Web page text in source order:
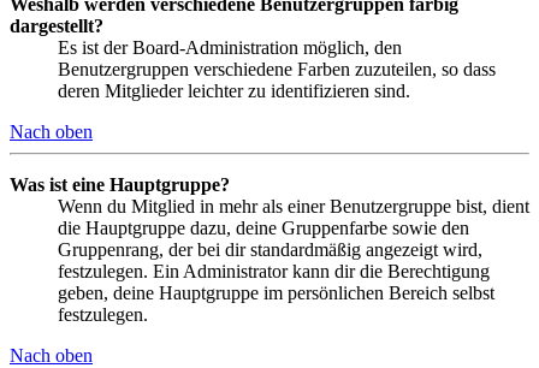
Weshalb werden verschiedene Benutzergruppen farbig
dargestellt?
Es ist der Board-Administration möglich, den
Benutzergruppen verschiedene Farben zuzuteilen, so dass
deren Mitglieder leichter zu identifizieren sind.
Nach oben
Was ist eine Hauptgruppe?
Wenn du Mitglied in mehr als einer Benutzergruppe bist, dient
die Hauptgruppe dazu, deine Gruppenfarbe sowie den
Gruppenrang, der bei dir standardmäßig angezeigt wird,
festzulegen. Ein Administrator kann dir die Berechtigung
geben, deine Hauptgruppe im persönlichen Bereich selbst
festzulegen.
Nach oben